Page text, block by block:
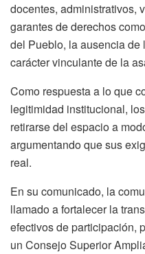
docentes, administrativos,
garantes de derechos
del Pueblo, la ausencia
carácter vinculante de la
Como respuesta a lo que
legitimidad institucional,
retirarse del espacio a
argumentando que sus
real.
En su comunicado, la
llamado a fortalecer la
efectivos de participación,
un Consejo Superior